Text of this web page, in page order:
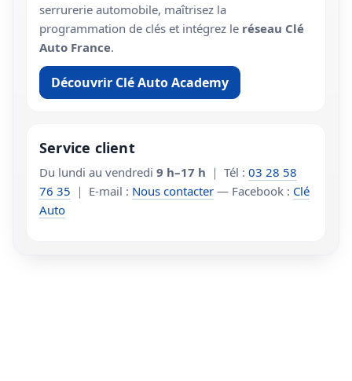
serrurerie automobile, maîtrisez la
programmation de clés et intégrez le réseau Clé
Auto France.
Découvrir Clé Auto Academy
Service client
Du lundi au vendredi 9 h–17 h ｜ Tél : 03 28 58
76 35 ｜ E-mail : Nous contacter — Facebook : Clé
Auto